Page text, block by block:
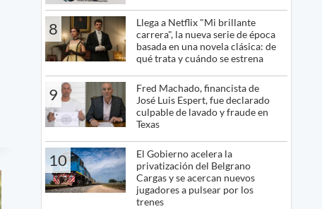
8
Llega a Netflix "Mi brillante
carrera", la nueva serie de época
basada en una novela clásica: de
qué trata y cuándo se estrena
9
Fred Machado, financista de
José Luis Espert, fue declarado
culpable de lavado y fraude en
Texas
10
El Gobierno acelera la
privatización del Belgrano
Cargas y se acercan nuevos
jugadores a pulsear por los
trenes